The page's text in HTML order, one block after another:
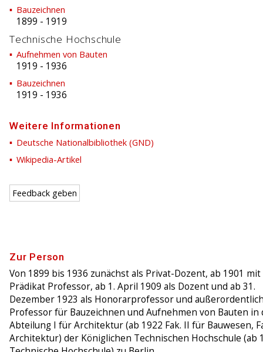
Zur Person
Von 1899 bis 1936 zunächst als Privat-Dozent, ab 1901 mit
Prädikat Professor, ab 1. April 1909 als Dozent und ab 31.
Dezember 1923 als Honorarprofessor und
Professor für Bauzeichnen und Aufnehmen von Bauten in
Abteilung I für Architektur (ab 1922 Fak. II für Bauwesen,
Architektur) der Königlichen Technischen Hochschule (ab
Bauzeichnen
1899 - 1919
Technische Hochschule
Aufnehmen von Bauten
1919 - 1936
Bauzeichnen
1919 - 1936
Weitere Informationen
Deutsche Nationalbibliothek (GND)
Wikipedia-Artikel
Feedback geben